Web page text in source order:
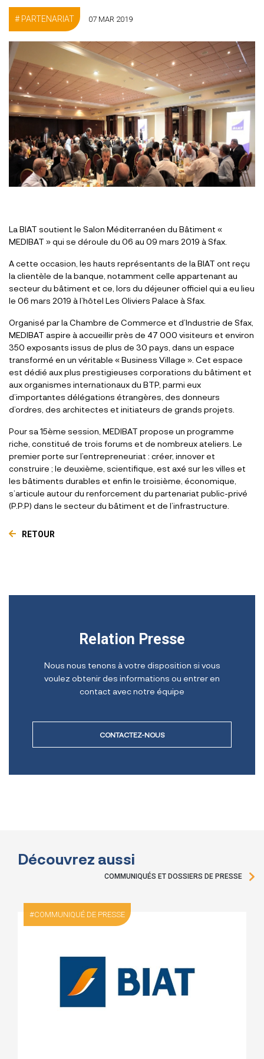
PARTENARIAT 07 MAR 2019
La BIAT soutient le Salon Méditerranéen du Bâtiment «
MEDIBAT » qui se déroule du 06 au 09 mars 2019 à Sfax.
A cette occasion, les hauts représentants de la BIAT ont reçu
la clientèle de la banque, notamment celle appartenant au
secteur du bâtiment et ce, lors du déjeuner officiel qui a eu lieu
le 06 mars 2019 à l’hôtel Les Oliviers Palace à Sfax.
Organisé par la Chambre de Commerce et d’Industrie de Sfax,
MEDIBAT aspire à accueillir près de 47 000 visiteurs et environ
350 exposants issus de plus de 30 pays, dans un espace
transformé en un véritable « Business Village ». Cet espace
est dédié aux plus prestigieuses corporations du bâtiment et
aux organismes internationaux du BTP, parmi eux
d’importantes délégations étrangères, des donneurs
d’ordres, des architectes et initiateurs de grands projets.
Pour sa 15ème session, MEDIBAT propose un programme
riche, constitué de trois forums et de nombreux ateliers. Le
premier porte sur l’entrepreneuriat : créer, innover et
construire ; le deuxième, scientifique, est axé sur les villes et
les bâtiments durables et enfin le troisième, économique,
s’articule autour du renforcement du partenariat public-privé
(P.P.P) dans le secteur du bâtiment et de l’infrastructure.
RETOUR
Relation Presse
Nous nous tenons à votre disposition si vous
voulez obtenir des informations ou entrer en
contact avec notre équipe
CONTACTEZ-NOUS
Découvrez aussi
COMMUNIQUÉS ET DOSSIERS DE PRESSE
COMMUNIQUÉ DE PRESSE